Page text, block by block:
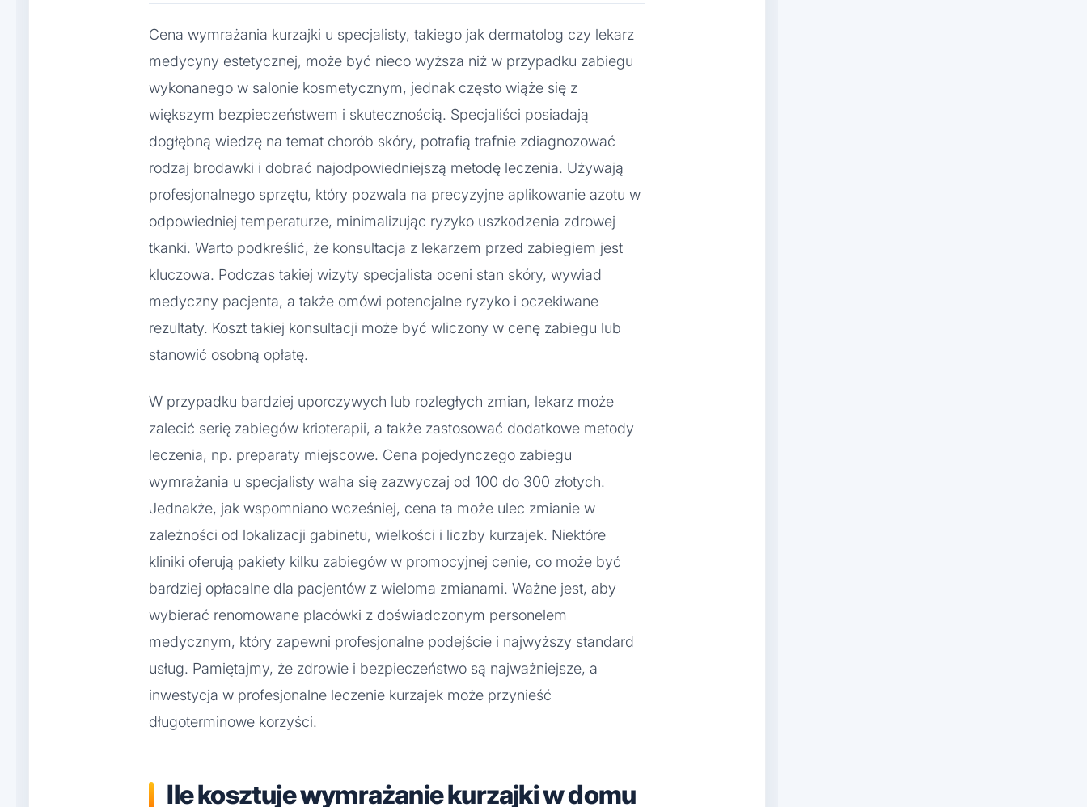
Cena wymrażania kurzajki u specjalisty, takiego jak dermatolog czy lekarz
medycyny estetycznej, może być nieco wyższa niż w przypadku zabiegu
wykonanego w salonie kosmetycznym, jednak często wiąże się z
większym bezpieczeństwem i skutecznością. Specjaliści posiadają
dogłębną wiedzę na temat chorób skóry, potrafią trafnie zdiagnozować
rodzaj brodawki i dobrać najodpowiedniejszą metodę leczenia. Używają
profesjonalnego sprzętu, który pozwala na precyzyjne aplikowanie azotu w
odpowiedniej temperaturze, minimalizując ryzyko uszkodzenia zdrowej
tkanki. Warto podkreślić, że konsultacja z lekarzem przed zabiegiem jest
kluczowa. Podczas takiej wizyty specjalista oceni stan skóry, wywiad
medyczny pacjenta, a także omówi potencjalne ryzyko i oczekiwane
rezultaty. Koszt takiej konsultacji może być wliczony w cenę zabiegu lub
stanowić osobną opłatę.
W przypadku bardziej uporczywych lub rozległych zmian, lekarz może
zalecić serię zabiegów krioterapii, a także zastosować dodatkowe metody
leczenia, np. preparaty miejscowe. Cena pojedynczego zabiegu
wymrażania u specjalisty waha się zazwyczaj od 100 do 300 złotych.
Jednakże, jak wspomniano wcześniej, cena ta może ulec zmianie w
zależności od lokalizacji gabinetu, wielkości i liczby kurzajek. Niektóre
kliniki oferują pakiety kilku zabiegów w promocyjnej cenie, co może być
bardziej opłacalne dla pacjentów z wieloma zmianami. Ważne jest, aby
wybierać renomowane placówki z doświadczonym personelem
medycznym, który zapewni profesjonalne podejście i najwyższy standard
usług. Pamiętajmy, że zdrowie i bezpieczeństwo są najważniejsze, a
inwestycja w profesjonalne leczenie kurzajek może przynieść
długoterminowe korzyści.
Ile kosztuje wymrażanie kurzajki w domu